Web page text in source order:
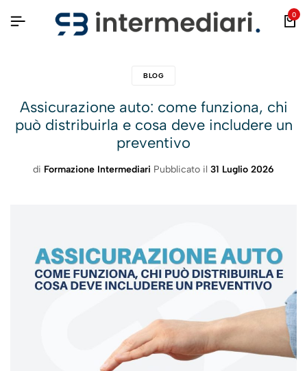
0
BLOG
Assicurazione auto: come funziona, chi
può distribuirla e cosa deve includere un
preventivo
di Formazione Intermediari Pubblicato il 31 Luglio 2026